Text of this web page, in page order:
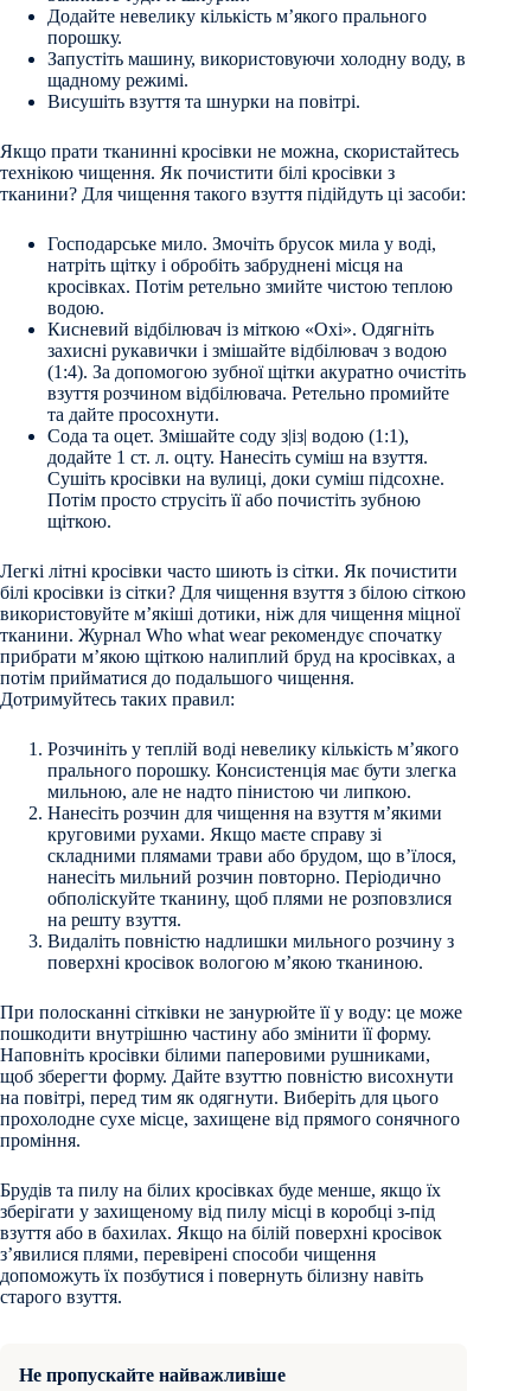
Додайте невелику кількість м’якого прального
порошку.
Запустіть машину, використовуючи холодну воду, в
щадному режимі.
Висушіть взуття та шнурки на повітрі.
Якщо прати тканинні кросівки не можна, скористайтесь
технікою чищення. Як почистити білі кросівки з
тканини? Для чищення такого взуття підійдуть ці засоби:
Господарське мило. Змочіть брусок мила у воді,
натріть щітку і обробіть забруднені місця на
кросівках. Потім ретельно змийте чистою теплою
водою.
Кисневий відбілювач із міткою «Oxi». Одягніть
захисні рукавички і змішайте відбілювач з водою
(1:4). За допомогою зубної щітки акуратно очистіть
взуття розчином відбілювача. Ретельно промийте
та дайте просохнути.
Сода та оцет. Змішайте соду з|із| водою (1:1),
додайте 1 ст. л. оцту. Нанесіть суміш на взуття.
Сушіть кросівки на вулиці, доки суміш підсохне.
Потім просто струсіть її або почистіть зубною
щіткою.
Легкі літні кросівки часто шиють із сітки. Як почистити
білі кросівки із сітки? Для чищення взуття з білою сіткою
використовуйте м’якіші дотики, ніж для чищення міцної
тканини. Журнал Who what wear рекомендує спочатку
прибрати м’якою щіткою налиплий бруд на кросівках, а
потім прийматися до подальшого чищення.
Дотримуйтесь таких правил:
Розчиніть у теплій воді невелику кількість м’якого
прального порошку. Консистенція має бути злегка
мильною, але не надто пінистою чи липкою.
Нанесіть розчин для чищення на взуття м’якими
круговими рухами. Якщо маєте справу зі
складними плямами трави або брудом, що в’їлося,
нанесіть мильний розчин повторно. Періодично
обполіскуйте тканину, щоб плями не розповзлися
на решту взуття.
Видаліть повністю надлишки мильного розчину з
поверхні кросівок вологою м’якою тканиною.
При полосканні сітківки не занурюйте її у воду: це може
пошкодити внутрішню частину або змінити її форму.
Наповніть кросівки білими паперовими рушниками,
щоб зберегти форму. Дайте взуттю повністю висохнути
на повітрі, перед тим як одягнути. Виберіть для цього
прохолодне сухе місце, захищене від прямого сонячного
проміння.
Брудів та пилу на білих кросівках буде менше, якщо їх
зберігати у захищеному від пилу місці в коробці з-під
взуття або в бахилах. Якщо на білій поверхні кросівок
з’явилися плями, перевірені способи чищення
допоможуть їх позбутися і повернуть білизну навіть
старого взуття.
Не пропускайте найважливіше